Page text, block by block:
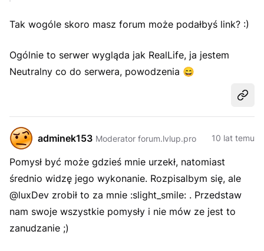
Tak wogóle skoro masz forum może podałbyś link? :)
Ogólnie to serwer wygląda jak RealLife, ja jestem
Neutralny co do serwera, powodzenia 😄
adminek153 Moderator forum.lvlup.pro 10 lat temu
Pomysł być może gdzieś mnie urzekł, natomiast
średnio widzę jego wykonanie. Rozpisalbym się, ale
@luxDev zrobił to za mnie :slight_smile: . Przedstaw
nam swoje wszystkie pomysły i nie mów ze jest to
zanudzanie ;)